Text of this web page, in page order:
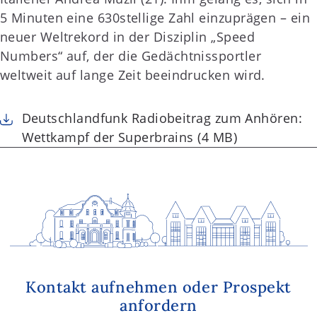
5 Minuten eine 630stellige Zahl einzuprägen – ein
neuer Weltrekord in der Disziplin „Speed
Numbers“ auf, der die Gedächtnissportler
weltweit auf lange Zeit beeindrucken wird.
Deutschlandfunk Radiobeitrag zum Anhören:
Wettkampf der Superbrains (4 MB)
Kontakt aufnehmen oder Prospekt
anfordern